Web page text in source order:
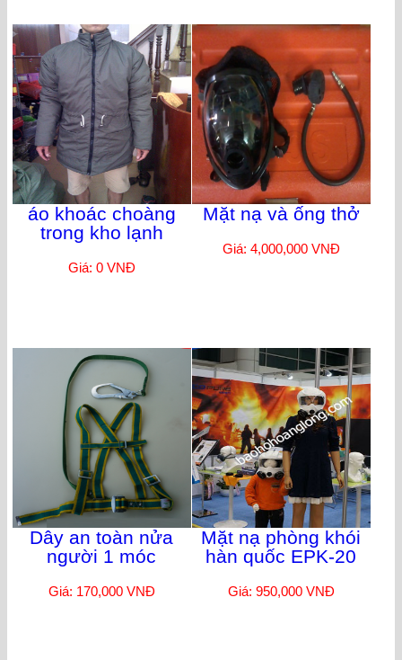
áo khoác choàng
trong kho lạnh
Giá: 0 VNĐ
Mặt nạ và ống thở
Giá: 4,000,000 VNĐ
Dây an toàn nửa
người 1 móc
Giá: 170,000 VNĐ
Mặt nạ phòng khói
hàn quốc EPK-20
Giá: 950,000 VNĐ